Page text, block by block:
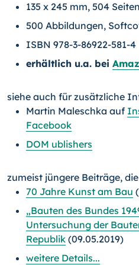
135 x 245 mm, 504 Seiten
500 Abbildungen,
ISBN 978-3-86922-581-4
erhältlich u.a. bei
siehe auch für zusätzliche
Martin Maleschka auf
Facebook
DOM ublishers
zumeist jüngere Beiträge,
70 Jahre Kunst am Bau
„Bauten des Bundes
Untersuchung der
Republik (09.05.2019)
weitere Details...